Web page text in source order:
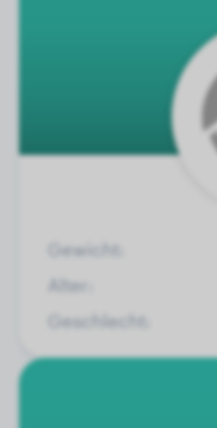
Gewicht:
Alter:
Geschlecht: